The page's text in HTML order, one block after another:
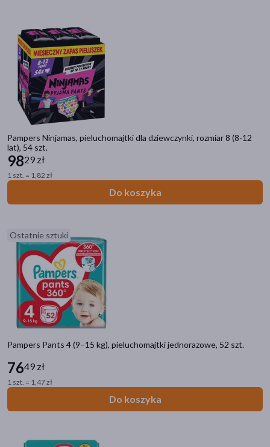
Pampers Ninjamas, pieluchomajtki dla dziewczynki, rozmiar 8 (8-12
lat), 54 szt.
9829 zł
1 szt. = 1,82 zł
Do koszyka
Ostatnie sztuki
Pampers Pants 4 (9−15 kg), pieluchomajtki jednorazowe, 52 szt.
7649 zł
1 szt. = 1,47 zł
Do koszyka